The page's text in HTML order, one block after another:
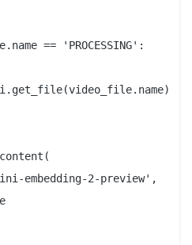
== 'PROCESSING':
embedding-2-preview',